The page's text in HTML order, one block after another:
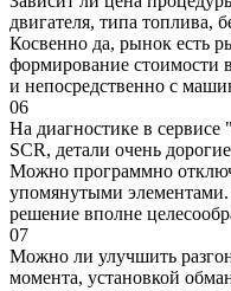
двигателя, типа топлива,
Косвенно да, рынок есть
формирование стоимости
и непосредственно с
06
На диагностике в
SCR, детали очень
Можно программно
упомянутыми элементами.
решение вполне
07
Можно ли улучшить
момента, установкой